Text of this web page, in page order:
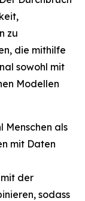
zu
die mithilfe
sowohl mit
Modellen
Menschen als
mit Daten
der
sodass